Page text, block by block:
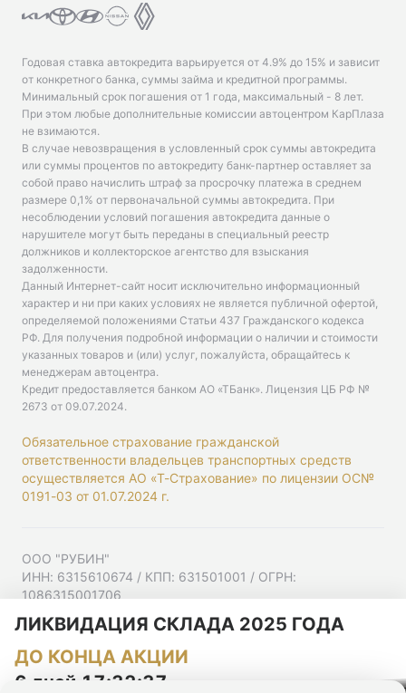
Годовая ставка автокредита варьируется от 4.9% до 15% и зависит
от конкретного банка, суммы займа и кредитной программы.
Минимальный срок погашения от 1 года, максимальный - 8 лет.
При этом любые дополнительные комиссии автоцентром КарПлаза
не взимаются.
В случае невозвращения в условленный срок суммы автокредита
или суммы процентов по автокредиту банк-партнер оставляет за
собой право начислить штраф за просрочку платежа в среднем
размере 0,1% от первоначальной суммы автокредита. При
несоблюдении условий погашения автокредита данные о
нарушителе могут быть переданы в специальный реестр
должников и коллекторское агентство для взыскания
задолженности.
Данный Интернет-сайт носит исключительно информационный
характер и ни при каких условиях не является публичной офертой,
определяемой положениями Статьи 437 Гражданского кодекса
РФ. Для получения подробной информации о наличии и стоимости
указанных товаров и (или) услуг, пожалуйста, обращайтесь к
менеджерам автоцентра.
Кредит предоставляется банком АО «ТБанк». Лицензия ЦБ РФ №
2673 от 09.07.2024.
Обязательное страхование гражданской
ответственности владельцев транспортных средств
осуществляется АО «Т-Страхование» по лицензии ОС№
0191-03 от 01.07.2024 г.
ООО "РУБИН"
ИНН: 6315610674 / КПП: 631501001 / ОГРН:
1086315001706
Ульяновская ул, д. 52/55, помещ. 9-18
Согласие на рекламную рассылку
Политика конфиденциальности
ЛИКВИДАЦИЯ СКЛАДА 2025 ГОДА
ДО КОНЦА АКЦИИ
6 дней 17:32:36